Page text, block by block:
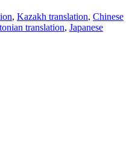
, Kazakh translation, Chinese
translation, Japanese